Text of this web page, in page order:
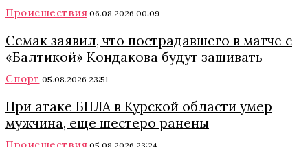
Происшествия 06.08.2026 00:09
Семак заявил, что пострадавшего в матче с
«Балтикой» Кондакова будут зашивать
Спорт 05.08.2026 23:51
При атаке БПЛА в Курской области умер
мужчина, еще шестеро ранены